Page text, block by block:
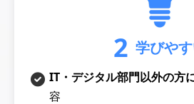
2 学びや
IT・デジタル部門以外の方
容